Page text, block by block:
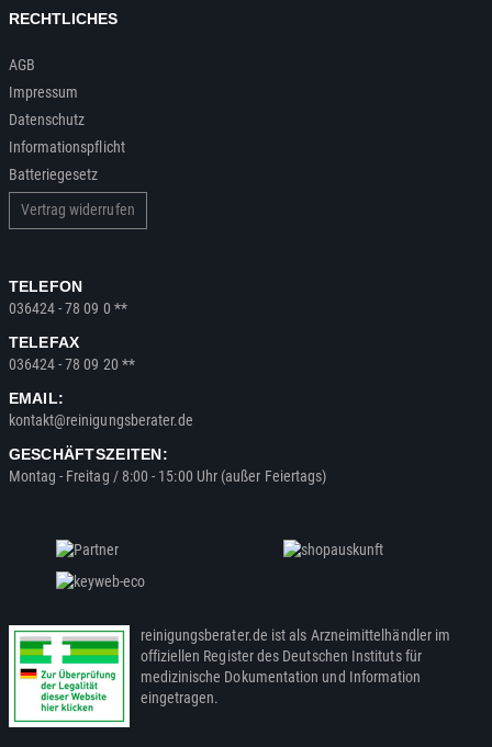
RECHTLICHES
AGB
Impressum
Datenschutz
Informationspflicht
Batteriegesetz
Vertrag widerrufen
TELEFON
036424 - 78 09 0 **
TELEFAX
036424 - 78 09 20 **
EMAIL:
kontakt@reinigungsberater.de
GESCHÄFTSZEITEN:
Montag - Freitag / 8:00 - 15:00 Uhr (außer Feiertags)
reinigungsberater.de ist als Arzneimittelhändler im
offiziellen Register des Deutschen Instituts für
medizinische Dokumentation und Information
eingetragen.